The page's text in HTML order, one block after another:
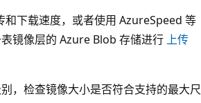
下载速度，或者使用 AzureSpeed 等
镜像层的 Azure Blob 存储进行 上传
，检查镜像大小是否符合支持的最大尺